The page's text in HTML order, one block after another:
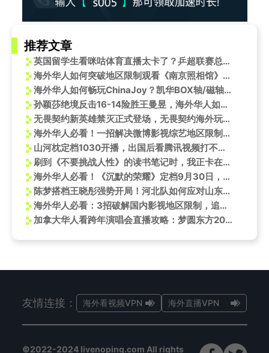
推荐文章
英国留学生看咪咕体育直播太卡了？乒超联赛总决赛即将开启
海外华人如何突破地区限制观看《南京照相馆》等国内影视作品
海外华人如何畅玩ChinaJoy？凯华BOX轴/磁轴引爆2025外设盛宴
孙颖莎绝境反击16-14险胜王曼昱，海外华人如何突破地域限制观看精彩赛事
无畏契约新英雄禁灭正式登场，无畏契约海外玩服务器进不去？
海外华人必看！一招解决微博影视综艺地区限制，畅享《天龙八部：归来》不卡顿
山河枕定档1030开播，出国后看腾讯视频打不开无法播放？
刷到《不要挑战人性》的读书笔记时，我正卡在海外看国服剧的转圈加载中——那些戳心句子像在说我
海外华人必看！《沉默的荣耀》定档9月30日，魏晨从翻译官变副官，岛民回旋镖扎回自己身上
陈梦搭档王晓彤强势开局！河北队如何应对山东女团凌厉攻势？
海外华人必看：3招破解国内影视地区限制，追剧不再卡顿！
加拿大华人看跨年演唱会直播攻略：梦圆东方2026东方卫视跨年盛典全阵容集结
友情连接： 海外看视频VPN 海外直播VPN
©2022-2024 livenoping.com All rights